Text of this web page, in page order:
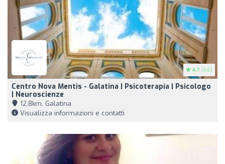
4.7 (66)
Centro Nova Mentis - Galatina | Psicoterapia | Psicologo
| Neuroscienze
12,8km, Galatina
Visualizza informazioni e contatti